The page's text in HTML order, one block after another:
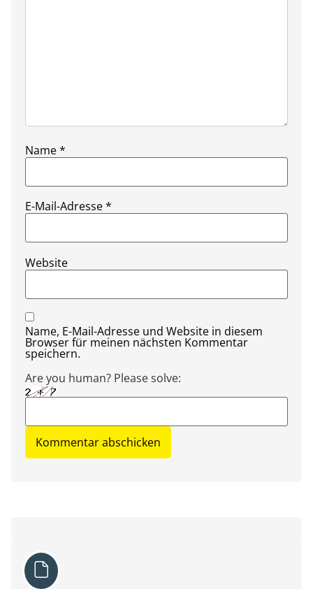
Name*
E-Mail-Adresse*
Website
Name, E-Mail-Adresse und Website in diesem
Browser für meinen nächsten Kommentar
speichern.
Are you human? Please solve: